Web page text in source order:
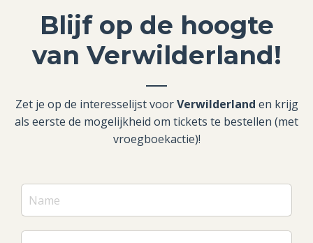
Blijf op de hoogte
van Verwilderland!
Zet je op de interesselijst voorVerwilderland en krijg
als eerste de mogelijkheid om tickets te bestellen (met
vroegboekactie)!